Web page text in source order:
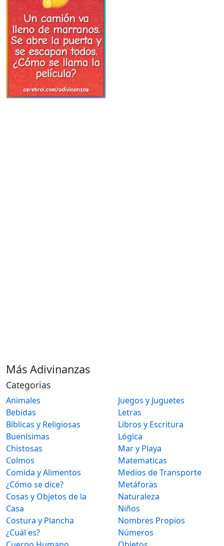
Más Adivinanzas
Categorias
Animales
Bebidas
Bíblicas y Religiosas
Buenísimas
Chistosas
Colmos
Comida y Alimentos
¿Cómo se dice?
Cosas y Objetos de la
Casa
Costura y Plancha
¿Cuál es?
Juegos y Juguetes
Letras
Libros y Escritura
Lógica
Mar y Playa
Matematicas
Medios de Transporte
Metáforas
Naturaleza
Niños
Nombres Propios
Números